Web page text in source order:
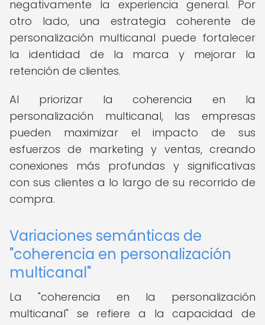
negativamente la experiencia general. Por
otro lado, una estrategia coherente de
personalización multicanal puede fortalecer
la identidad de la marca y mejorar la
retención de clientes.
Al priorizar la coherencia en la
personalización multicanal, las empresas
pueden maximizar el impacto de sus
esfuerzos de marketing y ventas, creando
conexiones más profundas y significativas
con sus clientes a lo largo de su recorrido de
compra.
Variaciones semánticas de
"coherencia en personalización
multicanal"
La "coherencia en la personalización
multicanal" se refiere a la capacidad de